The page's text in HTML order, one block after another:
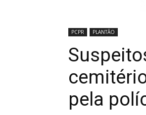
PCPR PLANTÃO
pela